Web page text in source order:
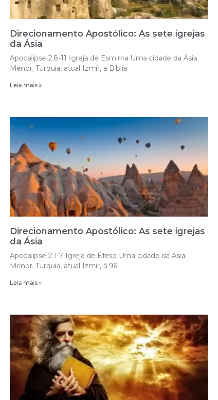
Direcionamento Apostólico: As sete igrejas
da Ásia
Apocalipse 2.8-11 Igreja de Esmirna Uma cidade da Ásia
Menor, Turquia, atual Izmir, a Bíblia
Leia mais »
Direcionamento Apostólico: As sete igrejas
da Ásia
Apocalipse 2.1-7 Igreja de Éfeso Uma cidade da Ásia
Menor, Turquia, atual Izmir, á 96
Leia mais »